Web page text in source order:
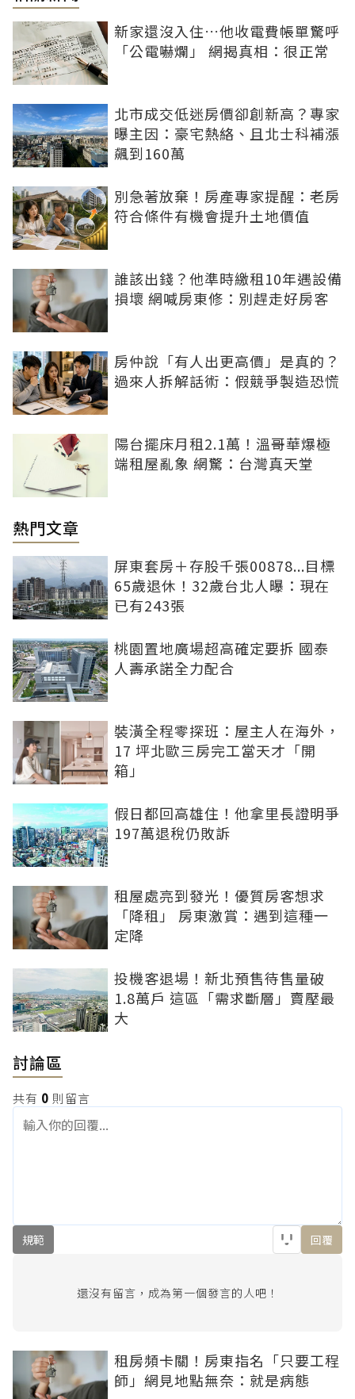
新家還沒入住…他收電費帳單驚呼
「公電嚇爛」 網揭真相：很正常
北市成交低迷房價卻創新高？專家
曝主因：豪宅熱絡、且北士科補漲
飆到160萬
別急著放棄！房產專家提醒：老房
符合條件有機會提升土地價值
誰該出錢？他準時繳租10年遇設備
損壞 網喊房東修：別趕走好房客
房仲說「有人出更高價」是真的？
過來人拆解話術：假競爭製造恐慌
陽台擺床月租2.1萬！溫哥華爆極
端租屋亂象 網驚：台灣真天堂
熱門文章
屏東套房＋存股千張00878...目標
65歲退休！32歲台北人曝：現在
已有243張
桃園置地廣場超高確定要拆 國泰
人壽承諾全力配合
裝潢全程零探班：屋主人在海外，
17 坪北歐三房完工當天才「開
箱」
假日都回高雄住！他拿里長證明爭
197萬退稅仍敗訴
租屋處亮到發光！優質房客想求
「降租」 房東激賞：遇到這種一
定降
投機客退場！新北預售待售量破
1.8萬戶 這區「需求斷層」賣壓最
大
討論區
共有 0 則留言
規範 回覆
還沒有留言，成為第一個發言的人吧！
租房頻卡關！房東指名「只要工程
師」網見地點無奈：就是病態